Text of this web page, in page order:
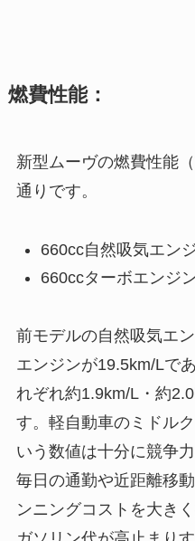
燃費性能：
新型ムーヴの燃費性能
通りです。
660cc自然吸気エン
660ccターボエンジ
前モデルの自然吸気エ
エンジンが19.5km/Lで
れぞれ約1.9km/L・約
す。軽自動車のミドル
いう数値は十分に競争
毎日の通勤や近距離移
ンニングコストを大き